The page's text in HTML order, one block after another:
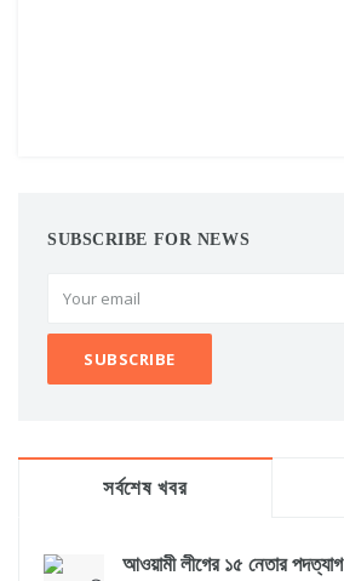
SUBSCRIBE FOR NEWS
সর্বশেষ খবর
আওয়ামী লীগের ১৫ নেতার পদত্যাগ